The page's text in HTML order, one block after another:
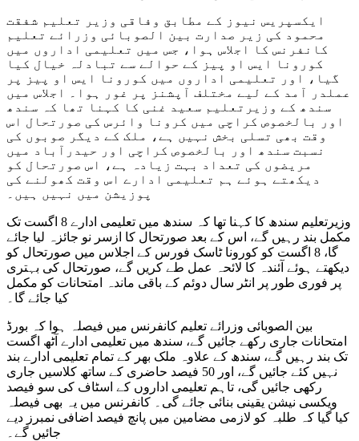
ایکسپریس نیوز کے مطابق وفاقی وزیر تعلیم شفقت
محمود کی زیر صدارت بین الصوبائی وزرائے تعلیم
کانفرنس کا اجلاس ہوا، جس میں تعلیمی اداروں میں
کورونا ایس او پیز کے حوالے سے تبادلہ خیال کیا
گیا، اور تعلیمی اداروں میں کورونا ایس او پیز پر
عملدر آمد کے لیے مختلف آپشنز پر غور ہوا۔ اجلاس میں
سندھ کے وزیرتعلیم سعید غنی کا کہنا تھا کہ سندھ
اور بالخصوص کراچی میں کرونا وائرس کی صورتحال اس
وقت بھی تسلی بخش نہیں ہے، ملک کے دیگر صوبوں کی
نسبت سندھ اور بالخصوص کراچی اور حیدرآباد میں
مریضوں کی تعداد بہت زیادہ ہے، اس صورتحال کو
دیکھتے ہوئے ہم تعلیمی ادارے اس وقت کھولنے کی
پوزیشن میں نہیں ہیں۔
وزیرتعلیم سندھ کا کہنا تھا کہ سندھ میں تعلیمی ادارے 8 اگست تک
مکمل بند رہیں گے، اس کے بعد صورتحال کا ازسر نو جائزہ لیا جائے
گا، 8 اگست کو کورونا ٹاسک فورس کے اجلاس میں صورتحال کو
دیکھتے ہوئے آئندہ کا لائحہ عمل طے کریں گے، صورتحال کی بہتری
پر فوری طور پر انٹر سال دوئم کے باقی ماندہ امتحانات کو مکمل
کیا جائے گا۔
بین الصوبائی وزرائے تعلیم کانفرنس میں فیصلہ ہوا کہ بورڈ
امتحانات جاری رکھے جائیں گے، سندھ میں تعلیمی ادارے آٹھ اگست
تک بند رہیں گے، سندھ کے علاوہ ملک بھر کے تمام تعلیمی ادارے بند
نہیں کئے جائیں گے، اور 50 فیصد حاضری کے ساتھ کلاسیں جاری
رکھی جائیں گی، تاہم تعلیمی اداروں کے اسٹاف کی سو فیصد
ویکسی نیشن یقینی بنائی جائے گی۔ کانفرنس میں یہ بھی فیصلہ
کیا گیا کہ طلبہ کو لازمی مضامین میں پانچ فیصد اضافی نمبرز دیے
جائیں گے۔